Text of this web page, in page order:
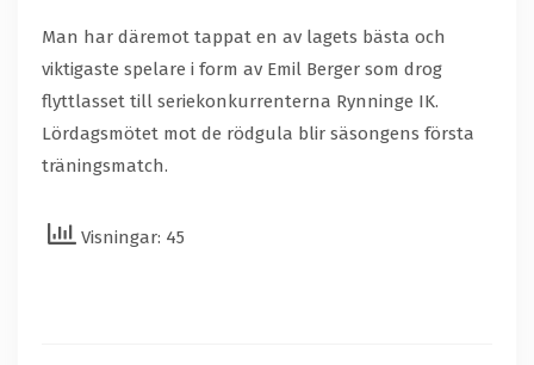
Man har däremot tappat en av lagets bästa och
viktigaste spelare i form av Emil Berger som drog
flyttlasset till seriekonkurrenterna Rynninge IK.
Lördagsmötet mot de rödgula blir säsongens första
träningsmatch.
Visningar: 45